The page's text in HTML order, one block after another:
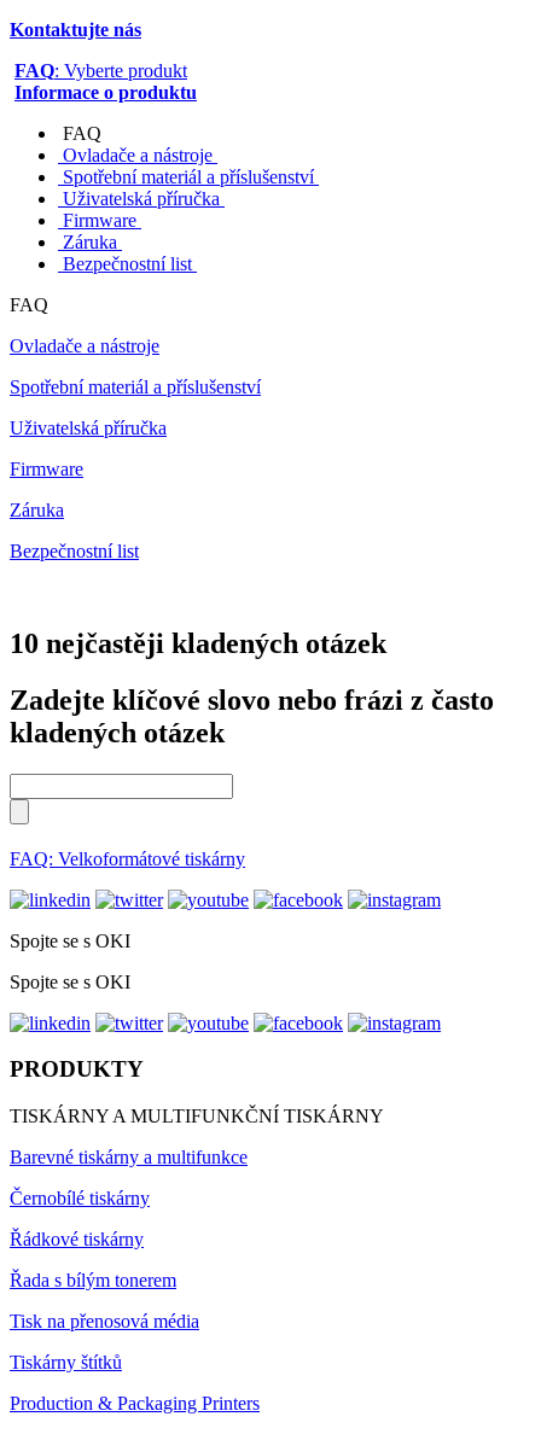
Kontaktujte nás
FAQ: Vyberte produkt
Informace o produktu
FAQ
Ovladače a nástroje
Spotřební materiál a příslušenství
Uživatelská příručka
Firmware
Záruka
Bezpečnostní list
FAQ
Ovladače a nástroje
Spotřební materiál a příslušenství
Uživatelská příručka
Firmware
Záruka
Bezpečnostní list
10 nejčastěji kladených otázek
Zadejte klíčové slovo nebo frázi z často
kladených otázek
FAQ: Velkoformátové tiskárny
Spojte se s OKI
Spojte se s OKI
PRODUKTY
TISKÁRNY A MULTIFUNKČNÍ TISKÁRNY
Barevné tiskárny a multifunkce
Černobílé tiskárny
Řádkové tiskárny
Řada s bílým tonerem
Tisk na přenosová média
Tiskárny štítků
Production & Packaging Printers